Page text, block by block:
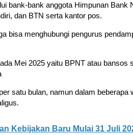
bank-bank anggota Himpunan Bank
dan BTN serta kantor pos.
bisa menghubungi pengurus
Mei 2025 yaitu BPNT atau bansos
satu bulan, namun dalam beberapa
Kebijakan Baru Mulai 31 Juli